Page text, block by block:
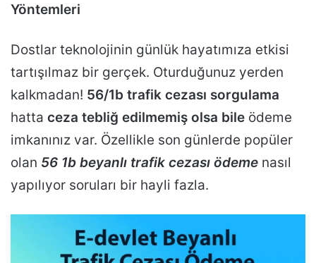
Yöntemleri
Dostlar teknolojinin günlük hayatımıza etkisi
tartışılmaz bir gerçek. Oturduğunuz yerden
kalkmadan! 56/1b trafik cezası sorgulama
hatta ceza tebliğ edilmemiş olsa bile ödeme
imkanınız var. Özellikle son günlerde popüler
olan 56 1b beyanlı trafik cezası ödeme nasıl
yapılıyor soruları bir hayli fazla.